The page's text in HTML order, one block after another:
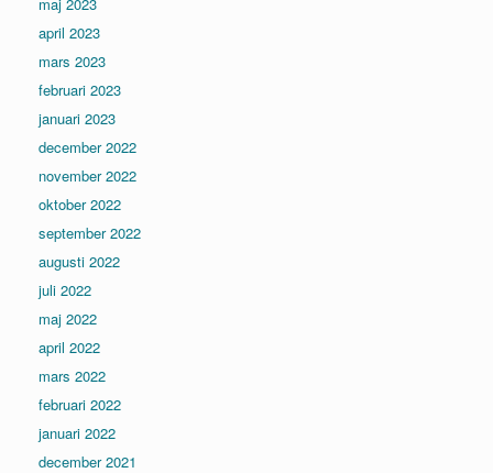
april 2023
mars 2023
februari 2023
januari 2023
december 2022
november 2022
oktober 2022
september 2022
augusti 2022
juli 2022
maj 2022
april 2022
mars 2022
februari 2022
januari 2022
december 2021